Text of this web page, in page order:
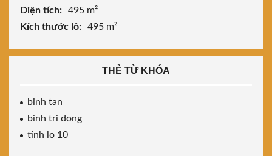
Diện tích:
495 m²
Kích thước lô:
495 m²
THẺ TỪ KHÓA
binh tan
binh tri dong
tinh lo 10